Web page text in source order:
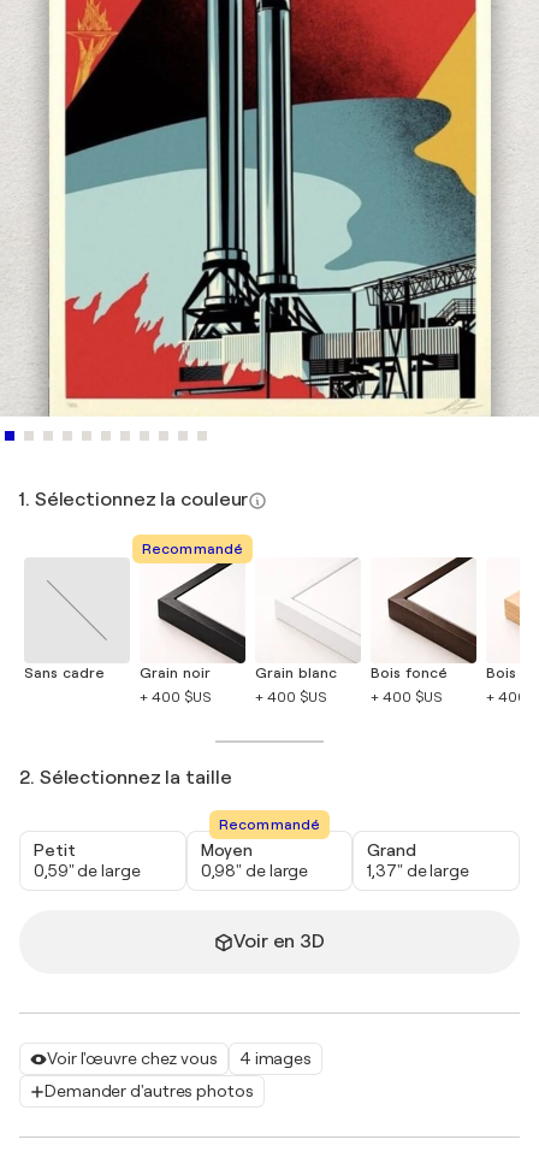
Voir l'œuvre chez vous
4 images
Demander d'autres photos
1. Sélectionnez la couleur
Sans cadre
Recommandé
Grain noir
+ 400 $US
Grain blanc
+ 400 $US
Bois foncé
+ 400 $US
Bois
+ 400
2. Sélectionnez la taille
Petit
0,59" de large
Recommandé
Moyen
0,98" de large
Grand
1,37" de large
Voir en 3D